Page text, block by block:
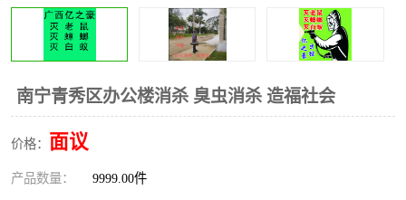
南宁青秀区办公楼消杀 臭虫消杀 造福社会
价格： 面议
产品数量： 9999.00件